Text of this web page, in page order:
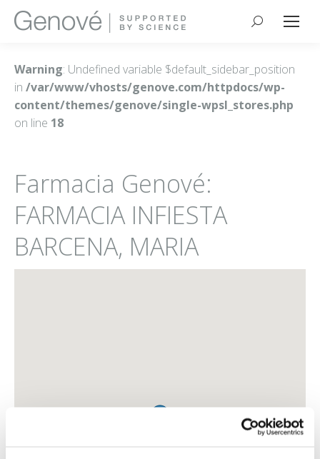
Buscar:
Warning: Undefined variable $default_sidebar_position
in /var/www/vhosts/genove.com/httpdocs/wp-
content/themes/genove/single-wpsl_stores.php
on line 18
Farmacia Genové:
FARMACIA INFIESTA
BARCENA, MARIA